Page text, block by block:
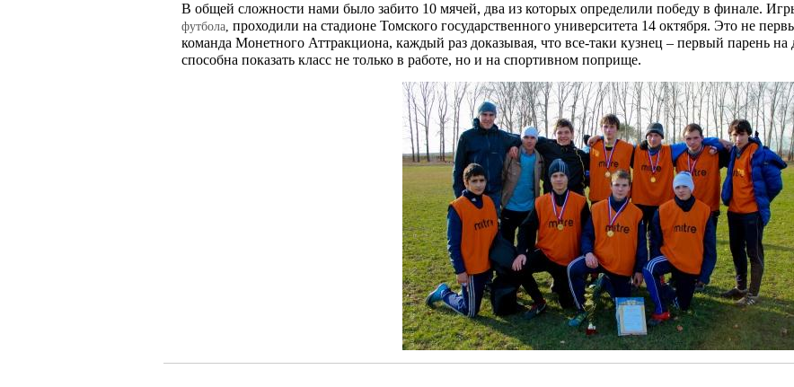
В общей сложности нами было забито 10 мячей, два из которых определили победу в финале.
футбола, проходили на стадионе Томского государственного университета 14 октября. Это не
команда Монетного Аттракциона, каждый раз доказывая, что все-таки кузнец – первый парень на
способна показать класс не только в работе, но и на спортивном поприще.